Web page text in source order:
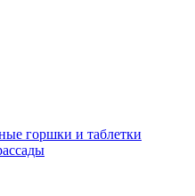
горшки и таблетки